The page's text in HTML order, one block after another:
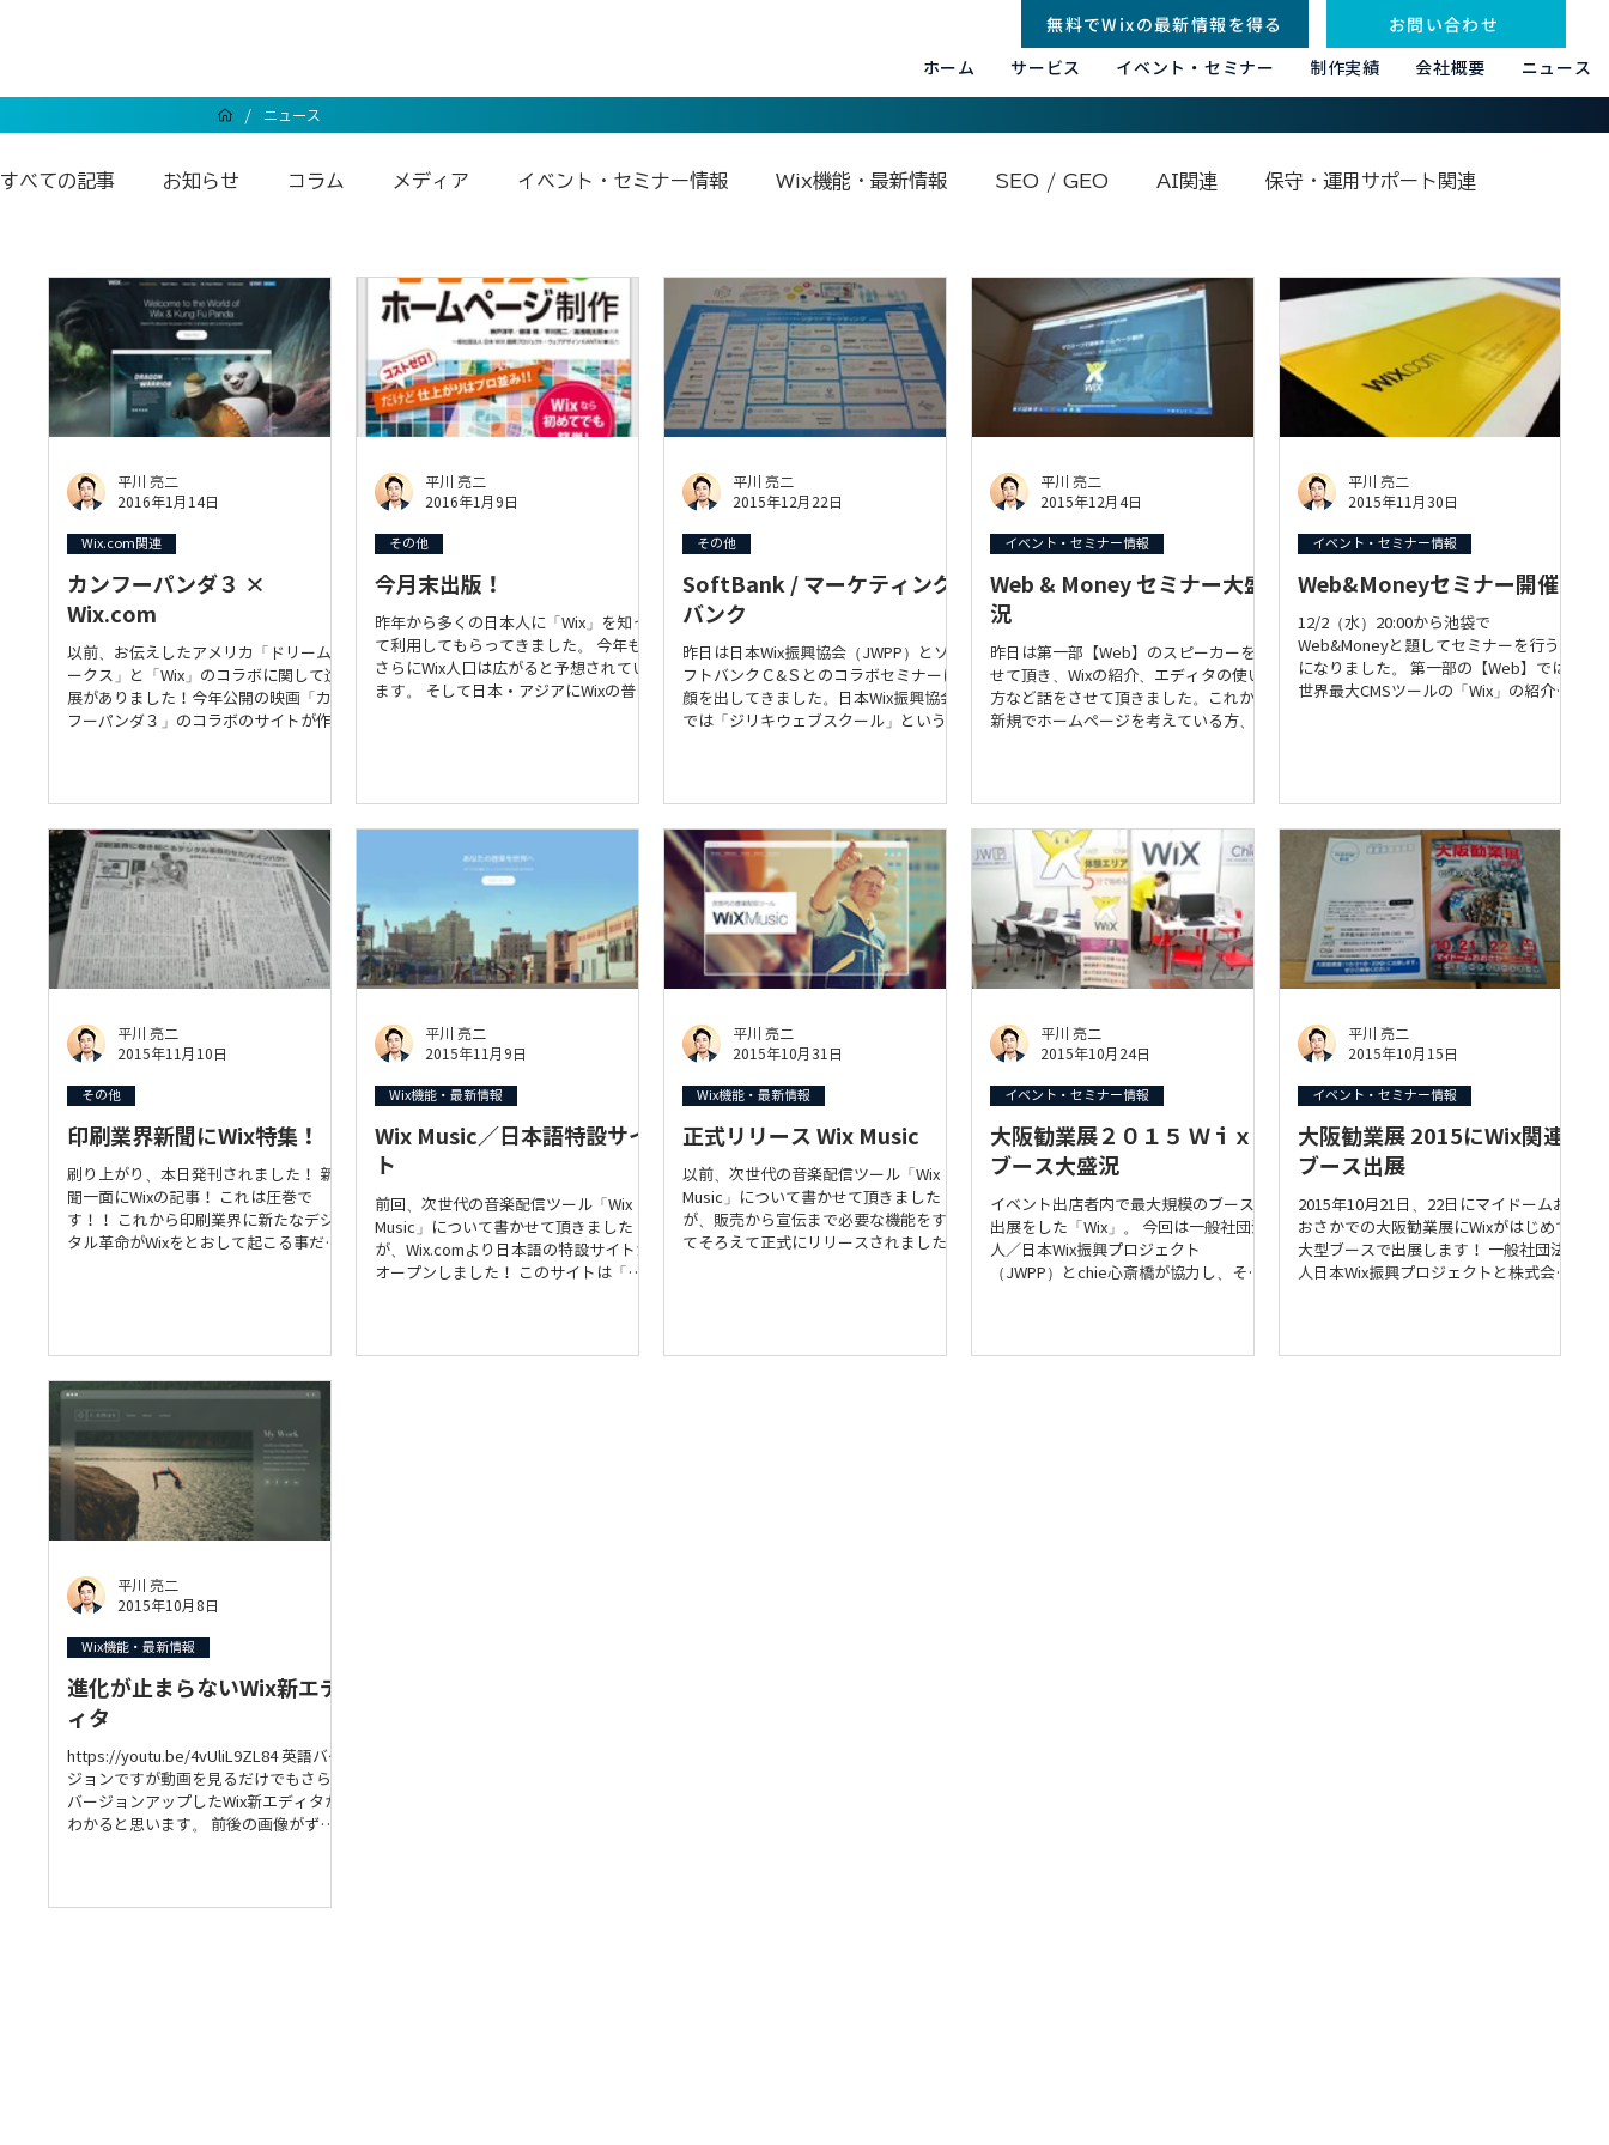
無料でWixの最新情報を得る お問い合わせ
ホーム サービス イベント・セミナー 制作実績 会社概要 ニュース
/ ニュース
すべての記事 お知らせ コラム メディア イベント・セミナー情報 Wix機能・最新情報 SEO / GEO AI関連 保守・運用サポート関連
Wixエンタープライズ Wixアンバサダー Wix.com関連 Base44 Google関連 Velo by Wix その他
カンフーパンダ３ ×
Wix.com
以前、お伝えしたアメリカ「ドリームワ
ークス」と「Wix」のコラボに関して進
展がありました！今年公開の映画「カン
フーパンダ３」のコラボのサイトが作成
Wix.com関連
平川 亮二
2016年1月14日
今月末出版！
昨年から多くの日本人に「Wix」を知っ
て利用してもらってきました。 今年も
さらにWix人口は広がると予想されてい
ます。 そして日本・アジアにWixの普及
その他
平川 亮二
2016年1月9日
SoftBank / マーケティング
バンク
昨日は日本Wix振興協会（JWPP）とソ
フトバンクＣ&Ｓとのコラボセミナーに
顔を出してきました。日本Wix振興協会
では「ジリキウェブスクール」という
その他
平川 亮二
2015年12月22日
Web & Money セミナー大盛
況
昨日は第一部【Web】のスピーカーをさ
せて頂き、Wixの紹介、エディタの使い
方など話をさせて頂きました。これから
新規でホームページを考えている方、リ
イベント・セミナー情報
平川 亮二
2015年12月4日
Web&Moneyセミナー開催
12/2（水）20:00から池袋で
Web&Moneyと題してセミナーを行う事
になりました。 第一部の【Web】では
世界最大CMSツールの「Wix」の紹介を
イベント・セミナー情報
平川 亮二
2015年11月30日
印刷業界新聞にWix特集！
刷り上がり、本日発刊されました！ 新
聞一面にWixの記事！ これは圧巻で
す！！ これから印刷業界に新たなデジ
タル革命がWixをとおして起こる事だろ
その他
平川 亮二
2015年11月10日
Wix Music／日本語特設サイ
ト
前回、次世代の音楽配信ツール「Wix
Music」について書かせて頂きました
が、Wix.comより日本語の特設サイトが
オープンしました！ このサイトは「Wix
Wix機能・最新情報
平川 亮二
2015年11月9日
正式リリース Wix Music
以前、次世代の音楽配信ツール「Wix
Music」について書かせて頂きました
が、販売から宣伝まで必要な機能をすべ
てそろえて正式にリリースされました。
Wix機能・最新情報
平川 亮二
2015年10月31日
大阪勧業展２０１５ Ｗｉｘ
ブース大盛況
イベント出店者内で最大規模のブースで
出展をした「Wix」。 今回は一般社団法
人／日本Wix振興プロジェクト
（JWPP）とchie心斎橋が協力し、そこ
イベント・セミナー情報
平川 亮二
2015年10月24日
大阪勧業展 2015にWix関連
ブース出展
2015年10月21日、22日にマイドームお
おさかでの大阪勧業展にWixがはじめて
大型ブースで出展します！ 一般社団法
人日本Wix振興プロジェクトと株式会社
イベント・セミナー情報
平川 亮二
2015年10月15日
進化が止まらないWix新エデ
ィタ
https://youtu.be/4vUliL9ZL84 英語バー
ジョンですが動画を見るだけでもさらに
バージョンアップしたWix新エディタが
わかると思います。 前後の画像がずれ
Wix機能・最新情報
平川 亮二
2015年10月8日